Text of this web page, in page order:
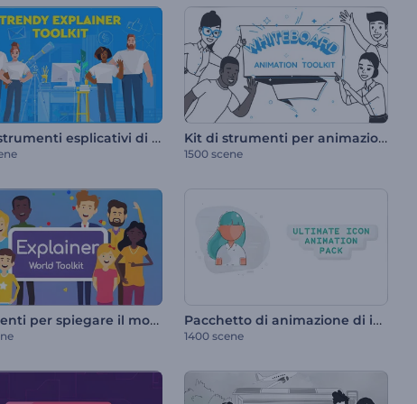
Kit di strumenti esplicativi di tendenza Kit di strumenti per animazioni su lavagna bianca
1500 scene
Strumenti per spiegare il mondo Pacchetto di animazione di icone definitivo
1400 scene